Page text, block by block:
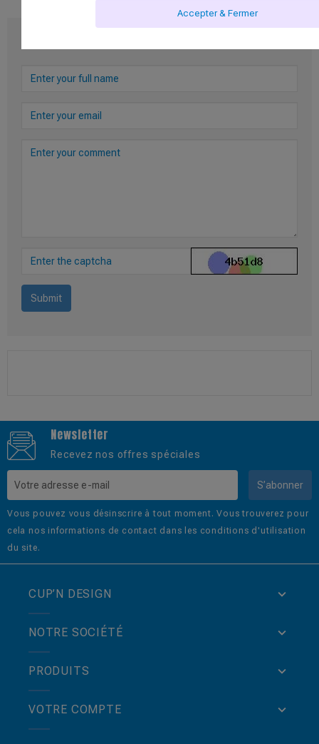
Submit
Newsletter
Recevez nos offres spéciales
S’abonner
Vous pouvez vous désinscrire à tout moment. Vous trouverez pour
cela nos informations de contact dans les conditions d'utilisation
du site.
CUP’N DESIGN
NOTRE SOCIÉTÉ
PRODUITS
VOTRE COMPTE
Accepter & Fermer